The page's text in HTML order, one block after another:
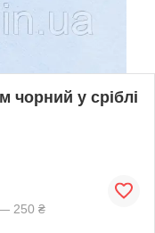
чорний у сріблі
— 250 ₴